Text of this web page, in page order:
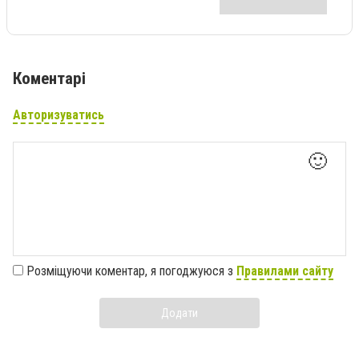
Коментарі
Авторизуватись
🙂
Розміщуючи коментар, я погоджуюся з Правилами сайту
Додати